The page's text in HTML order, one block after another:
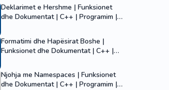
Deklarimet e Hershme | Funksionet
dhe Dokumentat | C++ | Programim |
Formatimi dhe Hapësirat Boshe |
Funksionet dhe Dokumentat | C++ |
Njohja me Namespaces | Funksionet
dhe Dokumentat | C++ | Programim |